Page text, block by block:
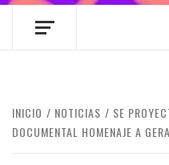
INICIO NOTICIAS
SE
DOCUMENTAL HOMENAJE A